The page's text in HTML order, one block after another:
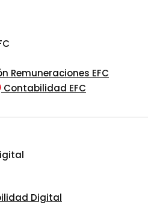
Remuneraciones EFC
Contabilidad EFC
Digital